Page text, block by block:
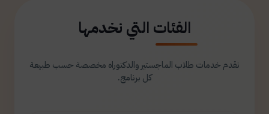
الفئات التي نخدمها
نقدم خدمات طلاب الماجستير والدكتوراه مخصصة حسب طبيعة
كل برنامج.